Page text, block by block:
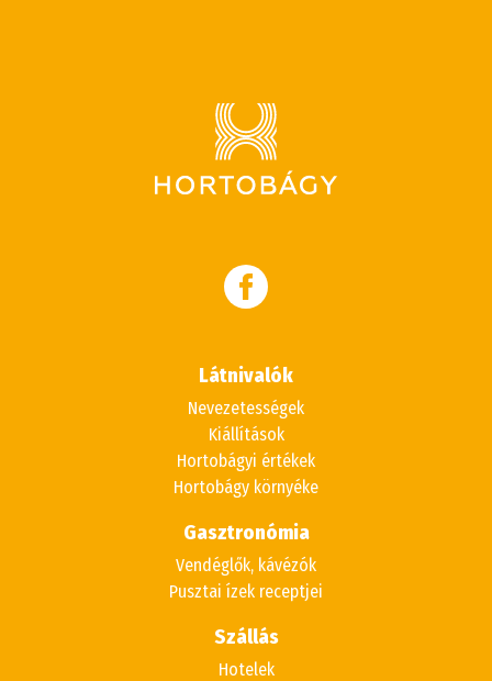
Látnivalók
Nevezetességek
Kiállítások
Hortobágyi értékek
Hortobágy környéke
Gasztronómia
Vendéglők, kávézók
Pusztai ízek receptjei
Szállás
Hotelek